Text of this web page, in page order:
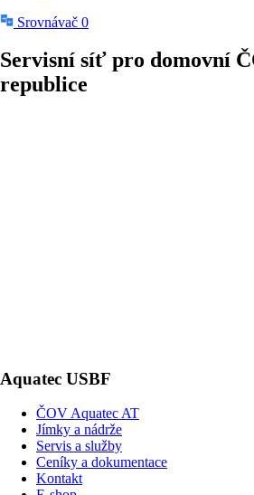
Srovnávač 0
Servisní síť pro domovní
republice
Aquatec USBF
ČOV Aquatec AT
Jímky a nádrže
Servis a služby
Ceníky a dokumentace
Kontakt